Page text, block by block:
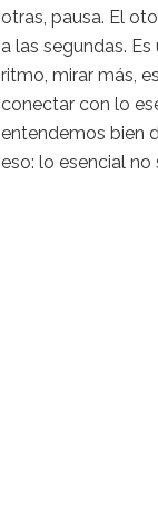
otras, pausa. El
a las segundas.
ritmo, mirar más,
conectar con lo
entendemos bien
eso: lo esencial no